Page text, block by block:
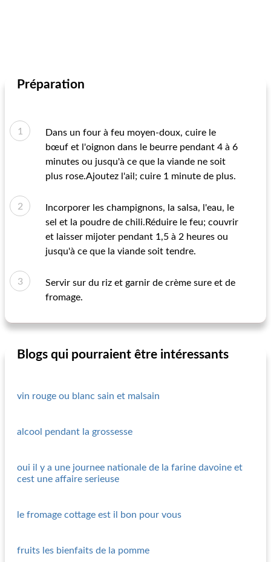
Préparation
Dans un four à feu moyen-doux, cuire le
bœuf et l'oignon dans le beurre pendant 4 à 6
minutes ou jusqu'à ce que la viande ne soit
plus rose.Ajoutez l'ail; cuire 1 minute de plus.
Incorporer les champignons, la salsa, l'eau, le
sel et la poudre de chili.Réduire le feu; couvrir
et laisser mijoter pendant 1,5 à 2 heures ou
jusqu'à ce que la viande soit tendre.
Servir sur du riz et garnir de crème sure et de
fromage.
Blogs qui pourraient être intéressants
vin rouge ou blanc sain et malsain
alcool pendant la grossesse
oui il y a une journee nationale de la farine davoine et
cest une affaire serieuse
le fromage cottage est il bon pour vous
fruits les bienfaits de la pomme